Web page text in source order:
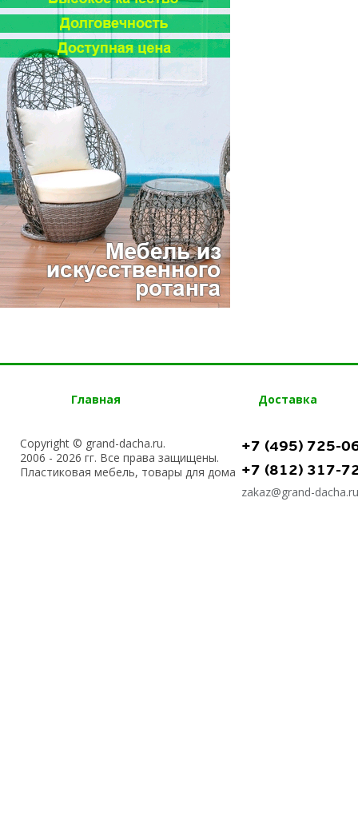
Главная Доставка
Copyright © grand-dacha.ru.
2006 - 2026 гг. Все права защищены.
Пластиковая мебель, товары для дома
+7 (495) 725-
+7 (812) 317-
zakaz@grand-dacha.ru